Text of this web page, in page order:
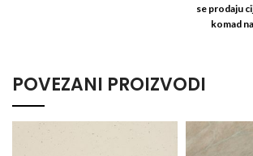
se prodaju
komad
POVEZANI PROIZVODI